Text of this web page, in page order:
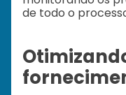
de todo o